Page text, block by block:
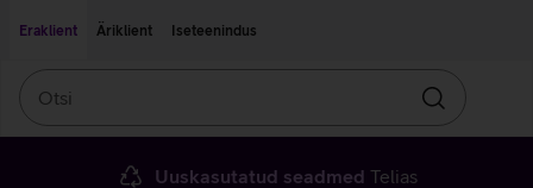
Eraklient
Äriklient Iseteenindus
Otsin
Uuskasutatud seadmed Telias